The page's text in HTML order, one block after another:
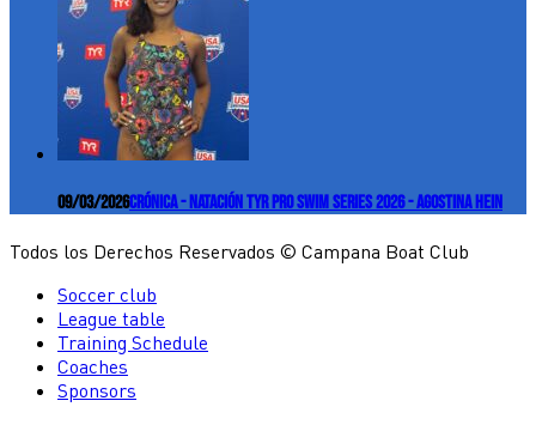
09/03/2026Crónica - Natación TYR Pro Swim Series 2026 - Agostina Hein
Todos los Derechos Reservados © Campana Boat Club
Soccer club
League table
Training Schedule
Coaches
Sponsors